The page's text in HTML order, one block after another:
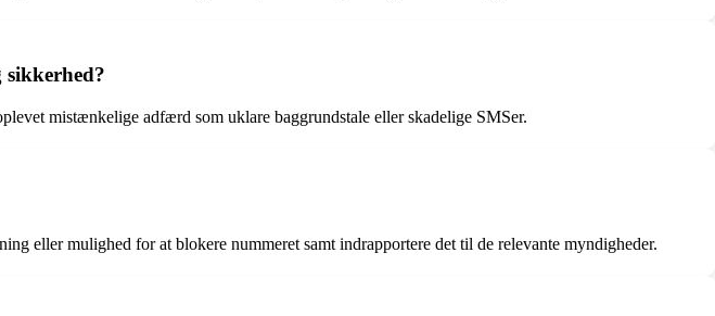
mistænkelige adfærd som uklare baggrundstale eller skadelige SMSer.
eller mulighed for at blokere nummeret samt indrapportere det til de relevante myndigheder.